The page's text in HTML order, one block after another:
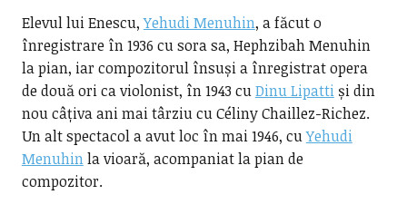
Elevul lui Enescu,Yehudi Menuhin, a făcut o
înregistrare în 1936 cu sora sa, Hephzibah Menuhin
la pian, iar compozitorul însuși a înregistrat opera
de două ori ca violonist, în 1943 cuDinu Lipattiși din
nou câțiva ani mai târziu cu Céliny Chaillez-Richez.
Un alt spectacol a avut loc în mai 1946, cuYehudi
Menuhinla vioară, acompaniat la pian de
compozitor.